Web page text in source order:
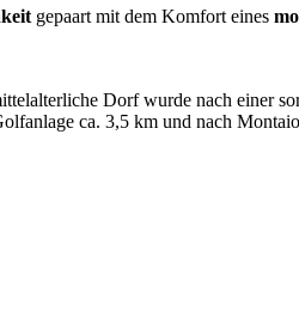
gepaart mit dem Komfort eines
Dorf wurde nach einer
ca. 3,5 km und nach